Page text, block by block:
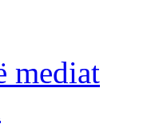
mediat